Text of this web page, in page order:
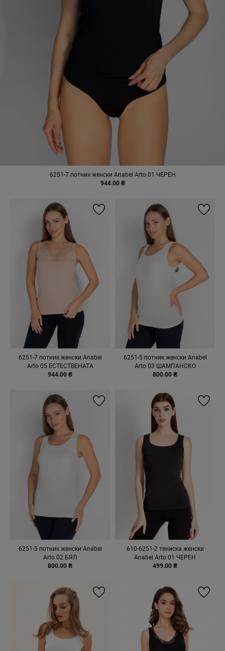
6251-7 потник женски Anabel Arto 01 ЧЕРЕН
944.00 ₴
6251-7 потник женски Anabel
Arto 05 ЕСТЕСТВЕНАТА
944.00 ₴
6251-5 потник женски Anabel
Arto 03 ШАМПАНСКО
800.00 ₴
6251-5 потник женски Anabel
Arto 02 БЯЛ
800.00 ₴
610-6251-2 тениска женски
Anabel Arto 01 ЧЕРЕН
499.00 ₴